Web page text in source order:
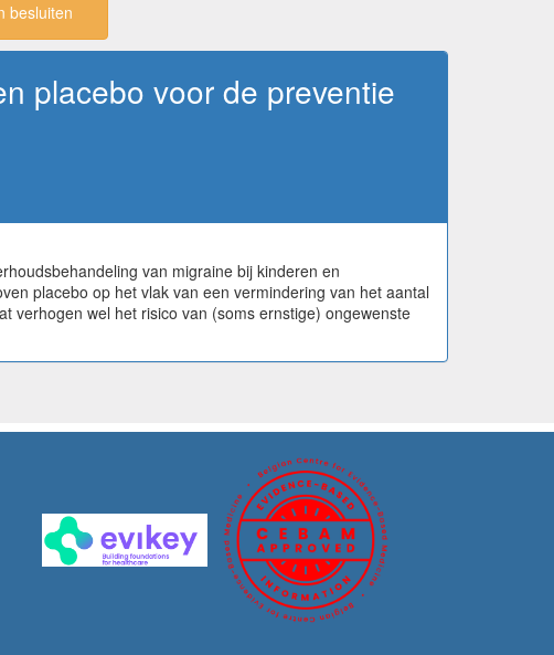
besluiten
placebo voor de preventie
van migraine bij kinderen en
placebo op het vlak van een vermindering van het aantal
verhogen wel het risico van (soms ernstige) ongewenste